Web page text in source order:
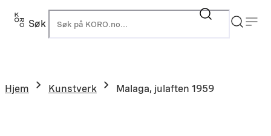
Hopp
Søk
Hjem Kunstverk Malaga, julaften 1959